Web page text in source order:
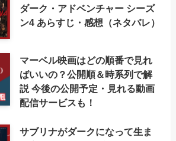
ダーク・アドベンチャー シーズ
ン4 あらすじ・感想（ネタバレ）
マーベル映画はどの順番で見れ
ばいいの？公開順＆時系列で解
説 今後の公開予定・見れる動画
配信サービスも！
サブリナがダークになって生ま